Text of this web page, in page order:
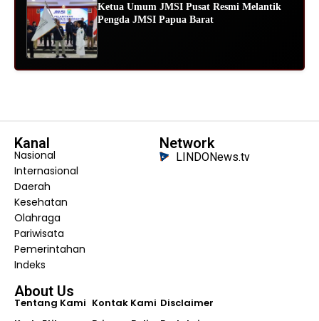
Ketua Umum JMSI Pusat Resmi Melantik
Pengda JMSI Papua Barat
Kanal
Nasional
Internasional
Daerah
Kesehatan
Olahraga
Pariwisata
Pemerintahan
Indeks
Network
LINDONews.tv
About Us
Tentang Kami Kontak Kami Disclaimer